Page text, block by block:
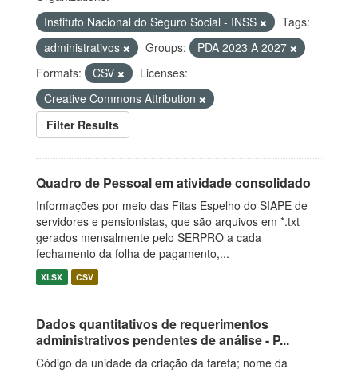
Instituto Nacional do Seguro Social - INSS
Tags:
administrativos
Groups:
PDA 2023 A 2027
Formats:
CSV
Licenses:
Creative Commons Attribution
Filter Results
Quadro de Pessoal em atividade consolidado
Informações por meio das Fitas Espelho do SIAPE de
servidores e pensionistas, que são arquivos em *.txt
gerados mensalmente pelo SERPRO a cada
fechamento da folha de pagamento,...
XLSX CSV
Dados quantitativos de requerimentos
administrativos pendentes de análise - P...
Código da unidade da criação da tarefa; nome da